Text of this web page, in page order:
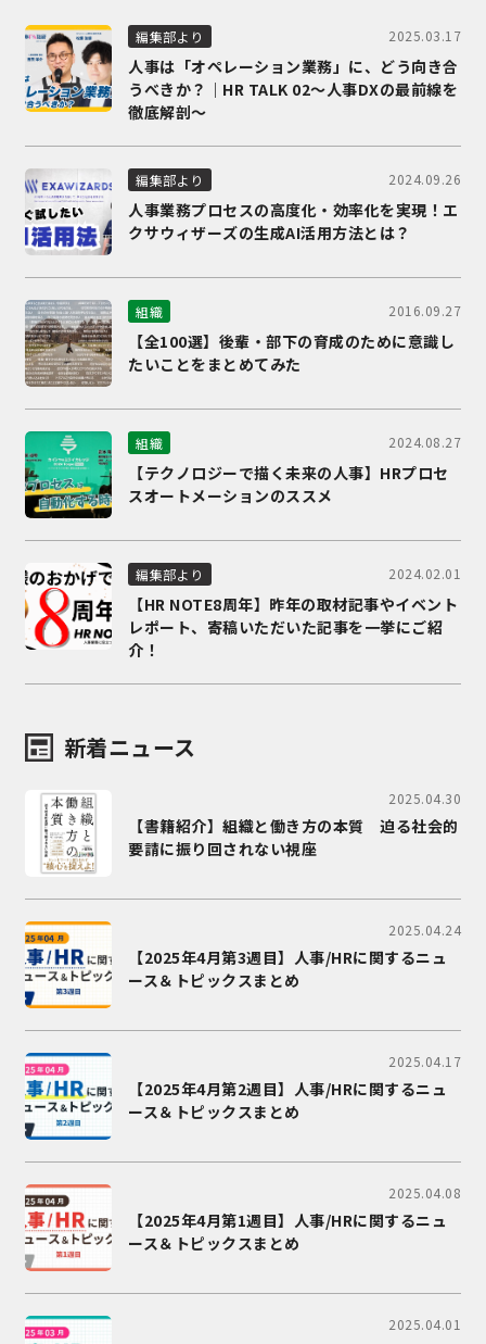
編集部より 2025.03.17
人事は「オペレーション業務」に、どう向き合
うべきか？｜HR TALK 02～人事DXの最前線を
徹底解剖～
編集部より 2024.09.26
人事業務プロセスの高度化・効率化を実現！エ
クサウィザーズの生成AI活用方法とは？
組織 2016.09.27
【全100選】後輩・部下の育成のために意識し
たいことをまとめてみた
組織 2024.08.27
【テクノロジーで描く未来の人事】HRプロセ
スオートメーションのススメ
編集部より 2024.02.01
【HR NOTE8周年】昨年の取材記事やイベント
レポート、寄稿いただいた記事を一挙にご紹
介！
新着ニュース
2025.04.30
【書籍紹介】組織と働き方の本質 迫る社会的
要請に振り回されない視座
2025.04.24
【2025年4月第3週目】人事/HRに関するニュ
ース＆トピックスまとめ
2025.04.17
【2025年4月第2週目】人事/HRに関するニュ
ース＆トピックスまとめ
2025.04.08
【2025年4月第1週目】人事/HRに関するニュ
ース＆トピックスまとめ
2025.04.01